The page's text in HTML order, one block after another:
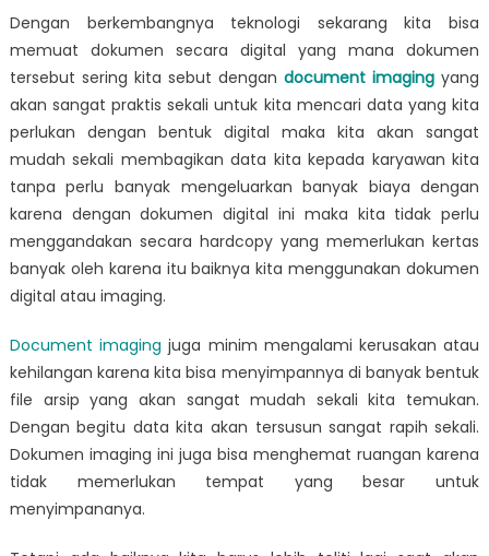
Dengan berkembangnya teknologi sekarang kita bisa
memuat dokumen secara digital yang mana dokumen
tersebut sering kita sebut dengandocument imaging yang
akan sangat praktis sekali untuk kita mencari data yang kita
perlukan dengan bentuk digital maka kita akan sangat
mudah sekali membagikan data kita kepada karyawan kita
tanpa perlu banyak mengeluarkan banyak biaya dengan
karena dengan dokumen digital ini maka kita tidak perlu
menggandakan secara hardcopy yang memerlukan kertas
banyak oleh karena itu baiknya kita menggunakan dokumen
digital atau imaging.
Document imaging juga minim mengalami kerusakan atau
kehilangan karena kita bisa menyimpannya di banyak bentuk
file arsip yang akan sangat mudah sekali kita temukan.
Dengan begitu data kita akan tersusun sangat rapih sekali.
Dokumen imaging ini juga bisa menghemat ruangan karena
tidak memerlukan tempat yang besar untuk
menyimpananya.